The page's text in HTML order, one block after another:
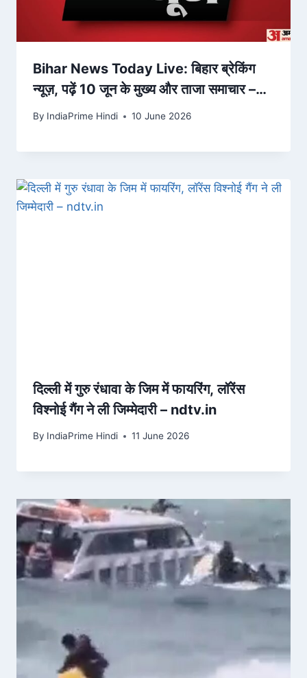
Bihar News Today Live: बिहार ब्रेकिंग
न्यूज़, पढ़ें 10 जून के मुख्य और ताजा समाचार –
Amar Ujala
By IndiaPrime Hindi 10 June 2026
दिल्ली में गुरु रंधावा के जिम में फायरिंग, लॉरेंस
विश्नोई गैंग ने ली जिम्मेदारी – ndtv.in
By IndiaPrime Hindi 11 June 2026